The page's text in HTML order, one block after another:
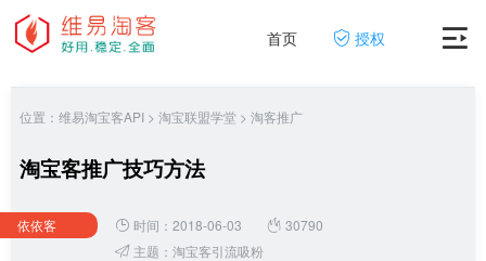
首页 授权
位置： 维易淘宝客API > 淘宝联盟学堂 > 淘客推广
淘宝客推广技巧方法
依依客 时间：2018-06-03
30790
主题： 淘宝客引流吸粉